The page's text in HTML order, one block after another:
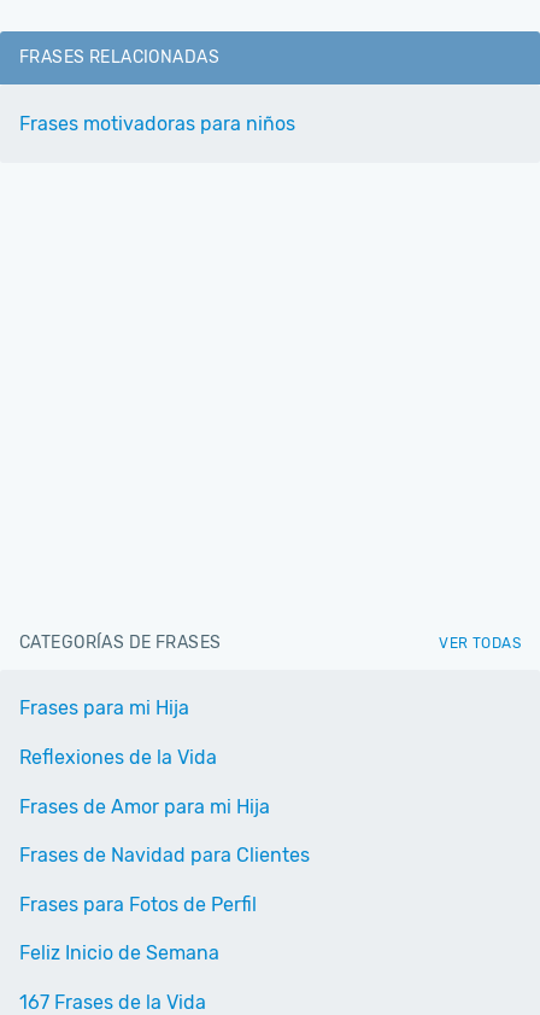
FRASES RELACIONADAS
Frases motivadoras para niños
CATEGORÍAS DE FRASES VER TODAS
Frases para mi Hija
Reflexiones de la Vida
Frases de Amor para mi Hija
Frases de Navidad para Clientes
Frases para Fotos de Perfil
Feliz Inicio de Semana
167 Frases de la Vida